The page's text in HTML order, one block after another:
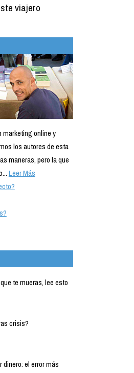
viajero
marketing online y
los autores de esta
maneras, pero la que
Leer Más
te mueras, lee esto
crisis?
el error más